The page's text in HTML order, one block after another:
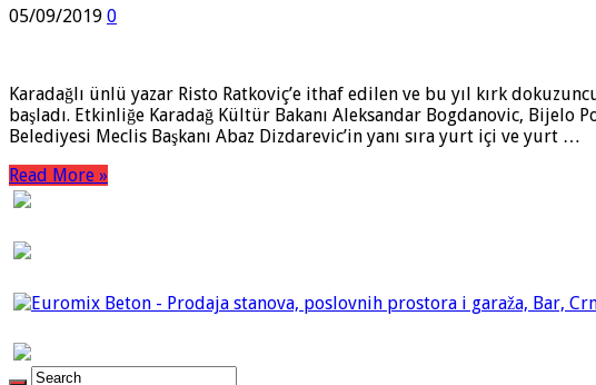
05/09/2019 0
Karadağlı ünlü yazar Risto Ratkoviç’e ithaf edilen ve bu yıl kırk
başladı. Etkinliğe Karadağ Kültür Bakanı Aleksandar Bogdanovic, Bijelo
Belediyesi Meclis Başkanı Abaz Dizdarevic’in yanı sıra yurt içi ve yurt …
Read More »